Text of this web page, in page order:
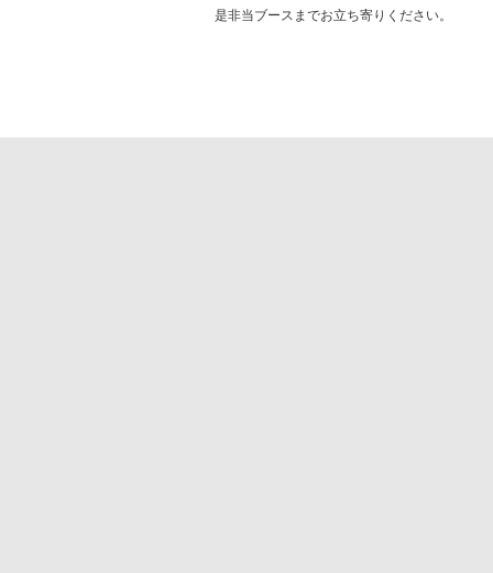
是非当ブースまでお立ち寄りください。